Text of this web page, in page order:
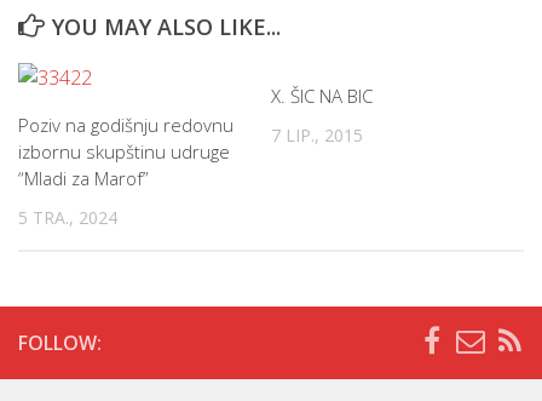
YOU MAY ALSO LIKE...
Poziv na godišnju redovnu
izbornu skupštinu udruge
“Mladi za Marof”
5 TRA., 2024
X. ŠIC NA BIC
7 LIP., 2015
FOLLOW: